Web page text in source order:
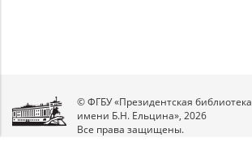
© ФГБУ «Президентская библиотека
имени Б.Н. Ельцина», 2026
Все права защищены.